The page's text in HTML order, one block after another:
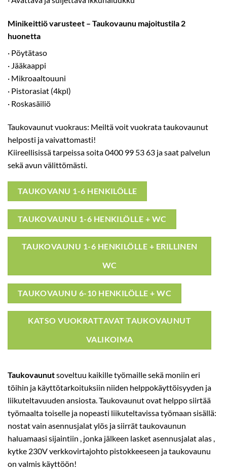
Minikeittiö varusteet – Taukovaunu majoitustila 2
huonetta
· Pöytätaso
· Jääkaappi
· Mikroaaltouuni
· Pistorasiat (4kpl)
· Roskasäiliö
Taukovaunut vuokraus: Meiltä voit vuokrata taukovaunut
helposti ja vaivattomasti!
Kiireellisissä tarpeissa soita 0400 99 53 63 ja saat palvelun
sekä avun välittömästi.
TAUKOVANU 1-6 HENKILÖLLE
TAUKOVAUNU 1-6 HENKILÖLLE + WC
TAUKOVAUNU 1-6 HENKILÖLLE + ERILLINEN
WC
TAUKOVAUNU 6-10 HENKILÖLLE + WC
KATSO VUOKRATTAVAT TAUKOVAUNUT
VALIKOIMA
Taukovaunutsoveltuu kaikille työmaille sekä moniin eri
töihin ja käyttötarkoituksiin niiden helppokäyttöisyyden ja
liikuteltavuuden ansiosta. Taukovaunut ovat helppo siirtää
työmaalta toiselle ja nopeasti liikuteltavissa työmaan sisällä:
nostat vain asennusjalat ylös ja siirrät taukovaunun
haluamaasi sijaintiin , jonka jälkeen lasket asennusjalat alas ,
kytke 230V verkkovirtajohto pistokkeeseen ja taukovaunu
on valmis käyttöön!